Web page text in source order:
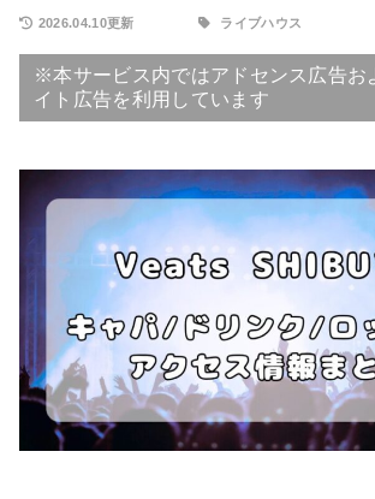
2026.04.10更新 ライブハウス
※本サービス内ではアドセンス広告お
イト広告を利用しています